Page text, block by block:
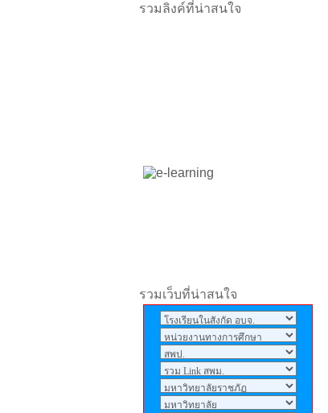
ศรีแก้ว ปี2535 คิดถึงจังครับ
จารุเดช: อยากให้โรงเรียน
เปิดเทอมเร็วนะคราฟ
admin: ถ้าเข้ามาชมเว็บไซต์
แล้วอย่าลืมลงนามสมุดเยี่ยม
ให้ด้วยนะครับ
admin: ศิษย์เก่าโรงเรียนศรี
รวมลิงค์ที่น่าสนใจ
รวมเว็บที่น่าสนใจ